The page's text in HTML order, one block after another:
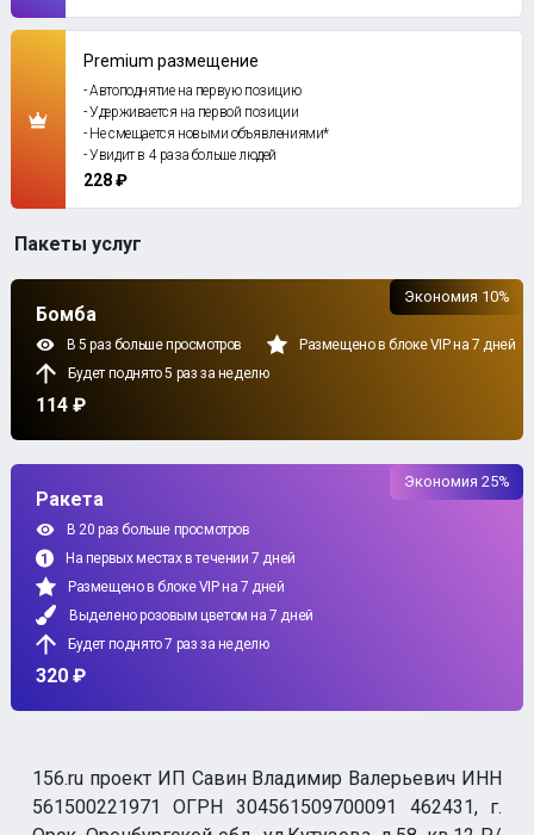
Premium размещение
- Автоподнятие на первую позицию
- Удерживается на первой позиции
- Не смещается новыми объявлениями*
- Увидит в 4 раза больше людей
228 ₽
Пакеты услуг
Бомба
В 5 раз больше просмотров
Размещено в блоке VIP на 7 дней
Будет поднято 5 раз за неделю
114 ₽
Экономия 10%
Ракета
В 20 раз больше просмотров
На первых местах в течении 7 дней
Размещено в блоке VIP на 7 дней
Выделено розовым цветом на 7 дней
Будет поднято 7 раз за неделю
320 ₽
Экономия 25%
156.ru проект ИП Савин Владимир Валерьевич ИНН
561500221971 ОГРН 304561509700091 462431, г.